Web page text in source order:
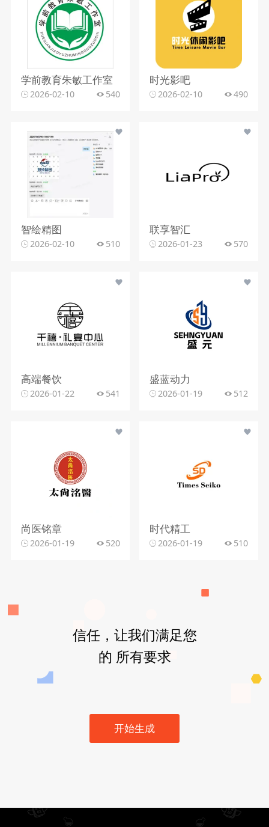
学前教育朱敏工作室
2026-02-10 540
时光影吧
2026-02-10 490
智绘精图
2026-02-10 510
联享智汇
2026-01-23 570
高端餐饮
2026-01-22 541
盛蓝动力
2026-01-19 512
尚医铭章
2026-01-19 520
时代精工
2026-01-19 510
信任，让我们满足您
的 所有要求
开始生成